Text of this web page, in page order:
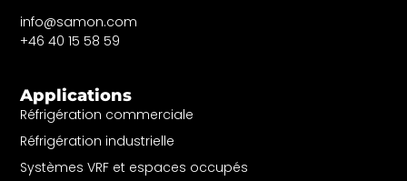
info@samon.com
+46 40 15 58 59
Applications
Réfrigération commerciale
Réfrigération industrielle
Systèmes VRF et espaces occupés